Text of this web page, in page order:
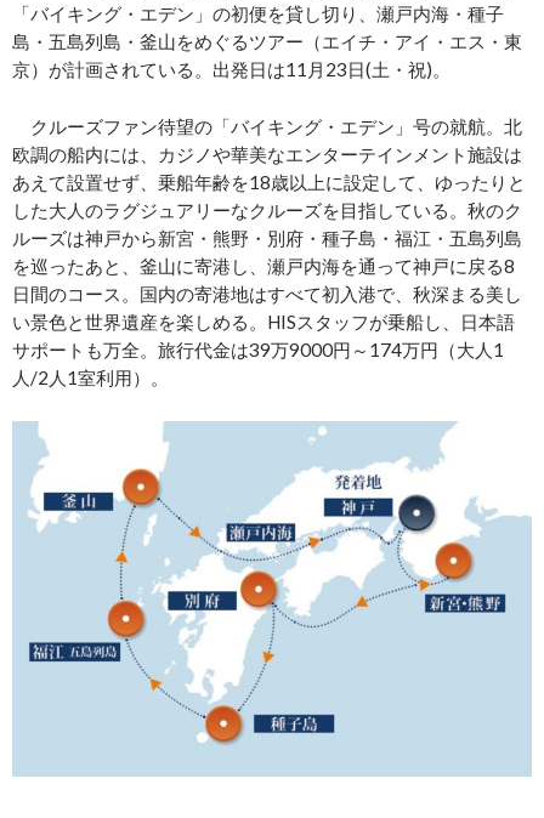
「バイキング・エデン」の初便を貸し切り、瀬戸内海・種子
島・五島列島・釜山をめぐるツアー（エイチ・アイ・エス・東
京）が計画されている。出発日は11月23日(土・祝)。
クルーズファン待望の「バイキング・エデン」号の就航。北
欧調の船内には、カジノや華美なエンターテインメント施設は
あえて設置せず、乗船年齢を18歳以上に設定して、ゆったりと
した大人のラグジュアリーなクルーズを目指している。秋のク
ルーズは神戸から新宮・熊野・別府・種子島・福江・五島列島
を巡ったあと、釜山に寄港し、瀬戸内海を通って神戸に戻る8
日間のコース。国内の寄港地はすべて初入港で、秋深まる美し
い景色と世界遺産を楽しめる。HISスタッフが乗船し、日本語
サポートも万全。旅行代金は39万9000円～174万円（大人1
人/2人1室利用）。